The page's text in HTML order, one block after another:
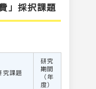
」採択課題
究課題
研究
期間
（年
度）